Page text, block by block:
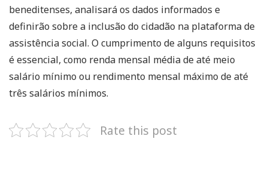
beneditenses, analisará os dados informados e
definirão sobre a inclusão do cidadão na plataforma de
assistência social. O cumprimento de alguns requisitos
é essencial, como renda mensal média de até meio
salário mínimo ou rendimento mensal máximo de até
três salários mínimos.
Rate this post